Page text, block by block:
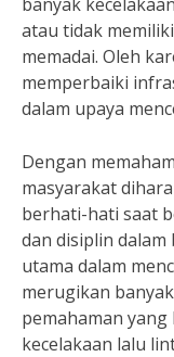
atau tidak
memadai. Oleh
memperbaiki
dalam upaya
Dengan
masyarakat
berhati-hati saat
dan disiplin
utama dalam
merugikan
pemahaman
kecelakaan lalu